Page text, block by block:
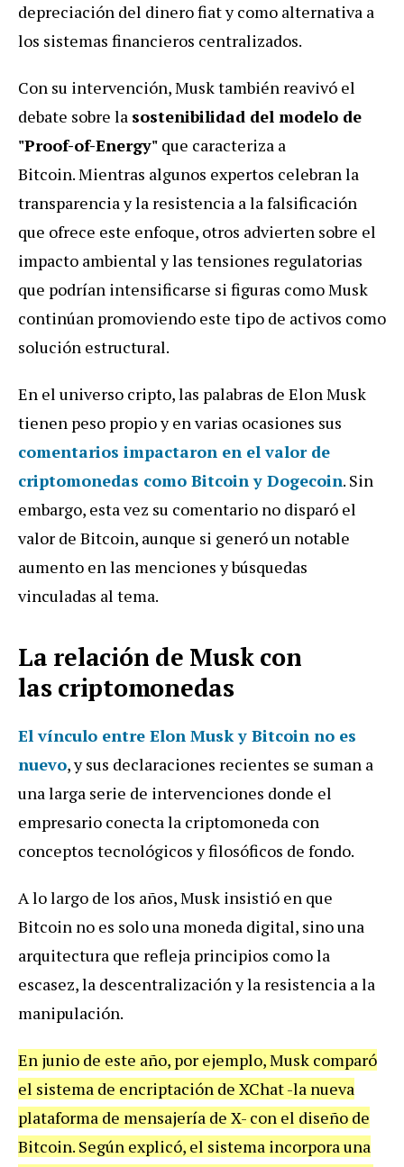
depreciación del dinero fiat y como alternativa a
los sistemas financieros centralizados.
Con su intervención, Musk también reavivó el
debate sobre la sostenibilidad del modelo de
"Proof-of-Energy" que caracteriza a
Bitcoin. Mientras algunos expertos celebran la
transparencia y la resistencia a la falsificación
que ofrece este enfoque, otros advierten sobre el
impacto ambiental y las tensiones regulatorias
que podrían intensificarse si figuras como Musk
continúan promoviendo este tipo de activos como
solución estructural.
En el universo cripto, las palabras de Elon Musk
tienen peso propio yenvarias ocasiones sus
comentarios impactaron en elvalor de
criptomonedas como Bitcoiny Dogecoin. Sin
embargo, esta vez su comentario no disparó el
valor de Bitcoin, aunque si generó un notable
aumento en las menciones y búsquedas
vinculadas al tema.
La relación de Musk con
las criptomonedas
El vínculo entre Elon Musk y Bitcoin no es
nuevo, y sus declaraciones recientes se suman a
una larga serie de intervenciones donde el
empresario conecta la criptomoneda con
conceptos tecnológicos y filosóficos de fondo.
A lo largo de los años, Musk insistió en que
Bitcoin no es solo una moneda digital, sino una
arquitectura que refleja principios como la
escasez, la descentralización y la resistencia a la
manipulación.
En junio de este año, por ejemplo, Musk comparó
el sistema de encriptación de XChat -la nueva
plataforma de mensajería de X- con el diseño de
Bitcoin. Según explicó, el sistema incorpora una